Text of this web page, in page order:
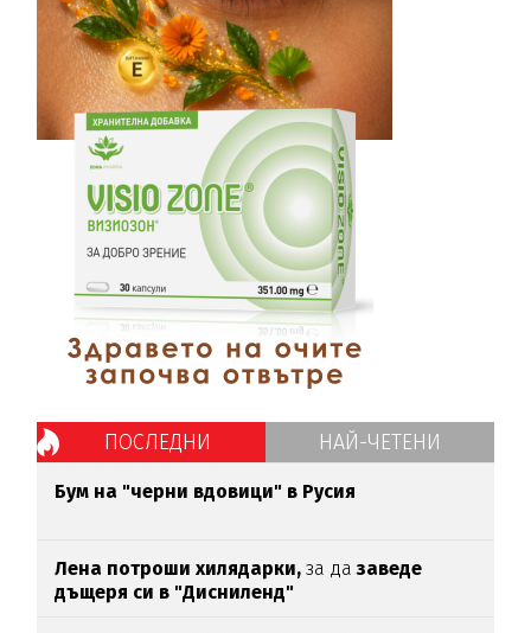
ПОСЛЕДНИ НАЙ-ЧЕТЕНИ
Бум на "черни вдовици" в Русия
Лена потроши хилядарки,за да заведе
дъщеря си в "Дисниленд"